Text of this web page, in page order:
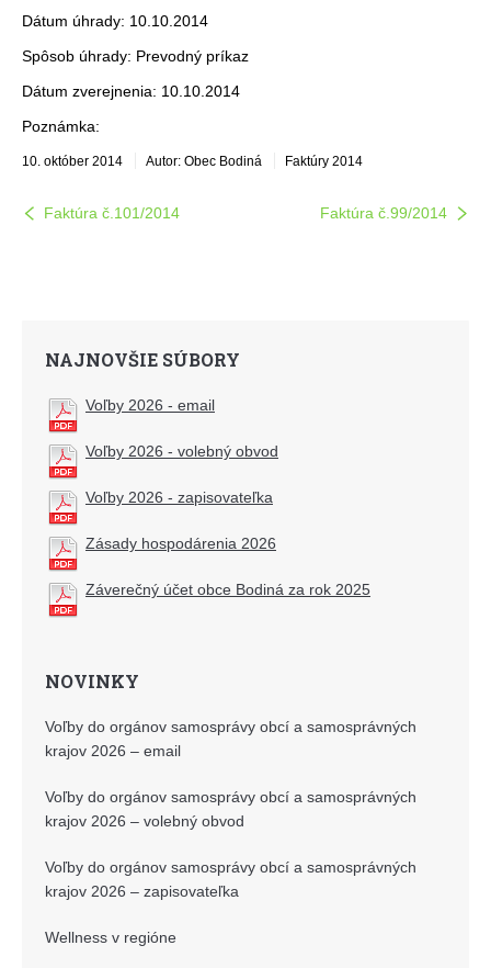
Dátum úhrady: 10.10.2014
Spôsob úhrady: Prevodný príkaz
Dátum zverejnenia: 10.10.2014
Poznámka:
10. október 2014 Autor: Obec Bodiná Faktúry 2014
Faktúra č.101/2014 Faktúra č.99/2014
NAJNOVŠIE SÚBORY
Voľby 2026 - email
Voľby 2026 - volebný obvod
Voľby 2026 - zapisovateľka
Zásady hospodárenia 2026
Záverečný účet obce Bodiná za rok 2025
NOVINKY
Voľby do orgánov samosprávy obcí a samosprávných
krajov 2026 – email
Voľby do orgánov samosprávy obcí a samosprávných
krajov 2026 – volebný obvod
Voľby do orgánov samosprávy obcí a samosprávných
krajov 2026 – zapisovateľka
Wellness v regióne